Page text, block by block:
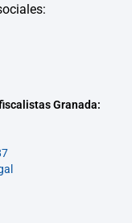
Granada: